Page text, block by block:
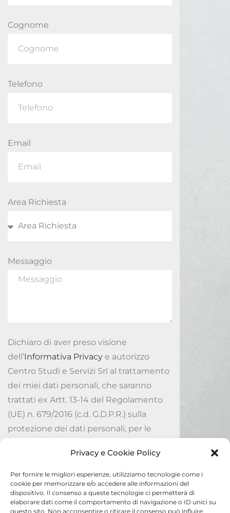
Privacy e Cookie Policy
Per fornire le migliori esperienze, utilizziamo tecnologie come i
cookie per memorizzare e/o accedere alle informazioni del
dispositivo. Il consenso a queste tecnologie ci permetterà di
elaborare dati come il comportamento di navigazione o ID unici su
questo sito. Non acconsentire o ritirare il consenso può influire
Cognome
Telefono
Email
Area Richiesta
Messaggio
Dichiaro di aver preso visione
dell’Informativa Privacy e autorizzo
Centro Studi e Servizi Srl al trattamento
dei miei dati personali, che saranno
trattati ex Artt. 13-14 del Regolamento
(UE) n. 679/2016 (c.d. G.D.P.R.) sulla
protezione dei dati personali, per le
Invia